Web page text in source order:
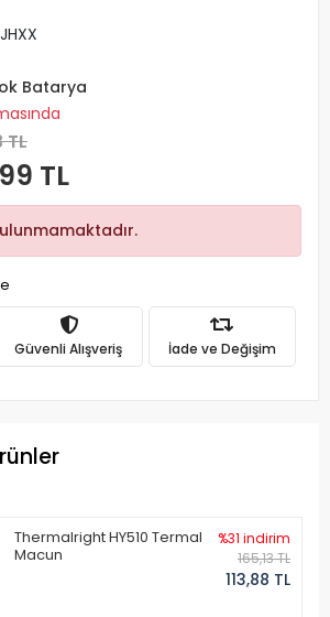
Batarya
TL
TL
Güvenli Alışveriş İade ve Değişim
Thermalright HY510 Termal
Macun
%31 indirim
165,13 TL
113,88 TL